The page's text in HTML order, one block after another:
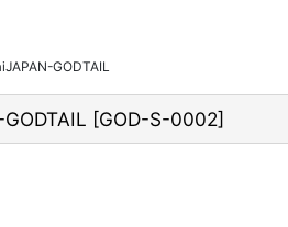
GODTAIL
[GOD-S-0002]